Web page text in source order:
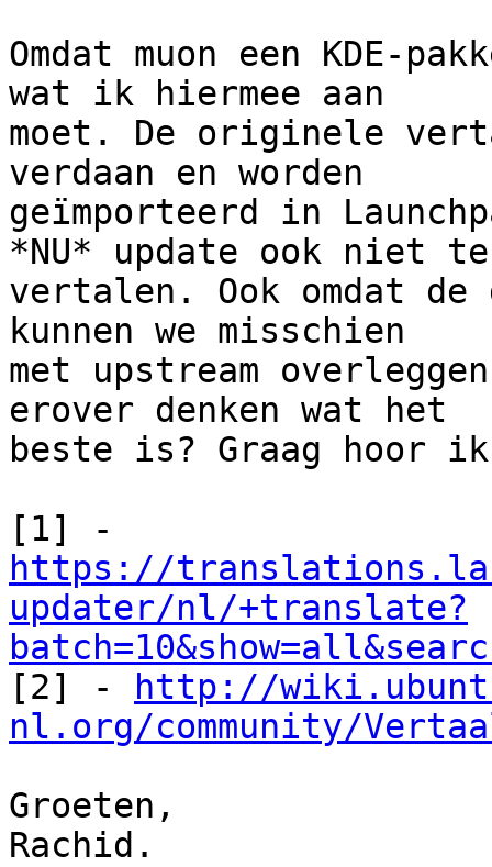
Omdat muon een KDE-
wat ik hiermee aan
moet. De originele
verdaan en worden
geïmporteerd in
*NU* update ook niet te
vertalen. Ook omdat
kunnen we misschien
met upstream
erover denken wat het
beste is? Graag hoor
https://
updater/nl/+translate?
[2] -
http://
nl.org/community/
Groeten,
Rachid.